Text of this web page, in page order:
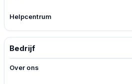
Helpcentrum
Bedrijf
Over ons